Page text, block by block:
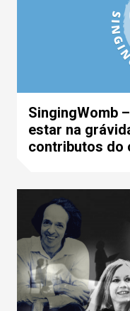
SingingWomb
estar na
contributos do